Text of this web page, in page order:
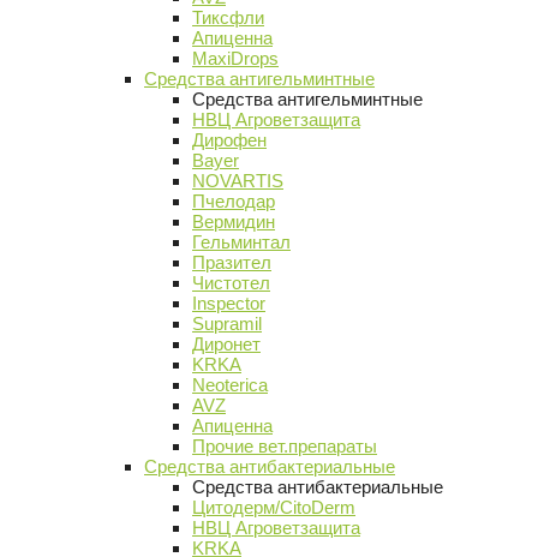
Тиксфли
Апиценна
MaxiDrops
Средства антигельминтные
Средства антигельминтные
НВЦ Агроветзащита
Дирофен
Bayer
NOVARTIS
Пчелодар
Вермидин
Гельминтал
Празител
Чистотел
Inspector
Supramil
Диронет
KRKA
Neoterica
AVZ
Апиценна
Прочие вет.препараты
Средства антибактериальные
Средства антибактериальные
Цитодерм/CitoDerm
НВЦ Агроветзащита
KRKA